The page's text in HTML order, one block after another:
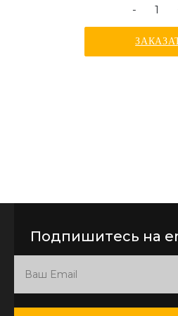
-
Подпишитесь на